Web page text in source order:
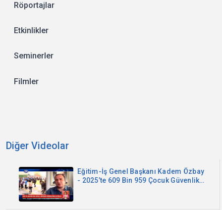
Röportajlar
Etkinlikler
Seminerler
Filmler
Diğer Videolar
Eğitim-İş Genel Başkanı Kadem Özbay
- 2025’te 609 Bin 959 Çocuk Güvenlik